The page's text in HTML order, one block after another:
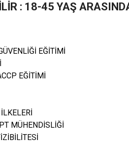
: 18-45 YAŞ
EĞİTİMİ
EĞİTİMİ
MÜHENDİSLİĞİ